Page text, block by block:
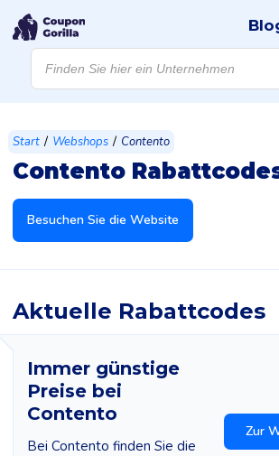
Products
search
Start / Webshops / Contento
Contento
Besuchen Sie die Website
Aktuelle Rabattcodes
Immer günstige
Preise bei
Contento
Bei Contento finden Sie die
Zur